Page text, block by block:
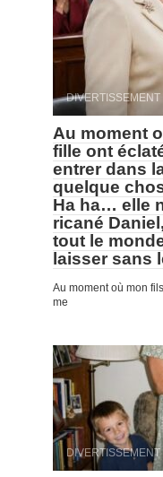
DIVERTISSEMENT
Au moment
fille ont
entrer dans
quelque
Ha ha… elle
ricané
tout le
laisser sans
Au moment où mon
me
DIVERTISSEMENT